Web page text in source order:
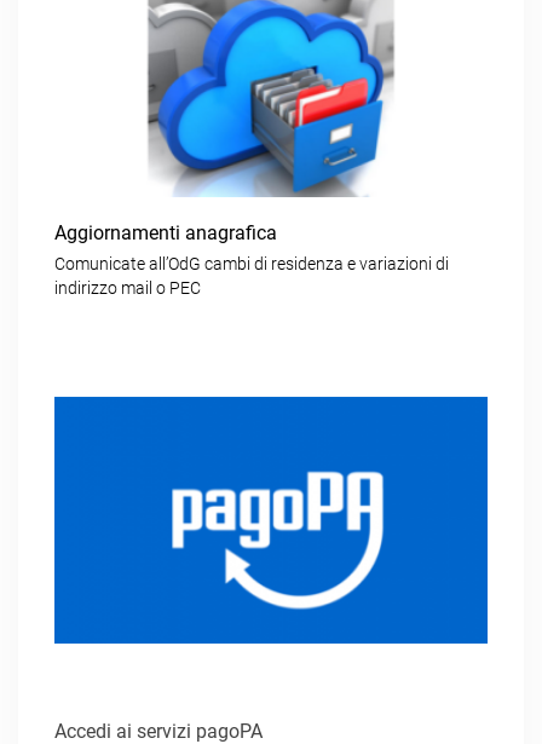
Aggiornamenti anagrafica
Comunicate all’OdG cambi di residenza e variazioni di
indirizzo mail o PEC
Accedi ai servizi pagoPA